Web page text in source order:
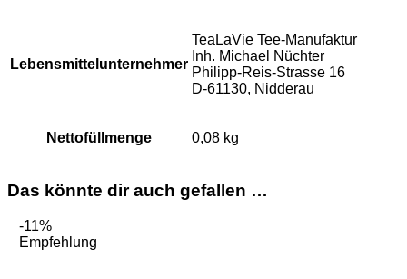
Lebensmittelunternehmer
TeaLaVie Tee-Manufaktur
Inh. Michael Nüchter
Philipp-Reis-Strasse 16
D-61130, Nidderau
Nettofüllmenge 0,08 kg
Das könnte dir auch gefallen …
-11%
Empfehlung